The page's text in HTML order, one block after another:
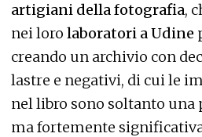
artigiani della fotografia,
nei loro laboratori a Udine
creando un archivio con
lastre e negativi, di cui le
nel libro sono soltanto
ma fortemente